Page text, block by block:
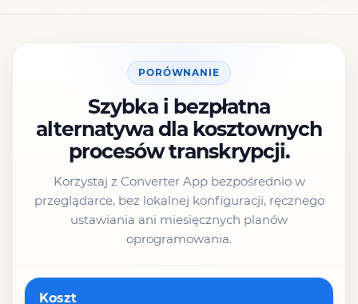
PORÓWNANIE
Szybka i bezpłatna
alternatywa dla kosztownych
procesów transkrypcji.
Korzystaj z Converter App bezpośrednio w
przeglądarce, bez lokalnej konfiguracji, ręcznego
ustawiania ani miesięcznych planów
oprogramowania.
Funkcja
Koszt